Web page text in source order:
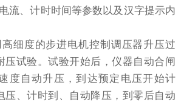
流、计时时间等参数以及汉字提示内
细度的步进电机控制调压器升压过
压试验。试验开始后，仪器自动合闸
度自动升压，到达预定电压开始计
压、计时到、自动降压，到零后自动